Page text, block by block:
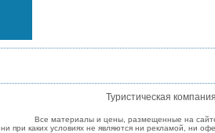
Туристическая
Все материалы и цены, размещенные на
ни при каких условиях не являются ни рекламой, ни